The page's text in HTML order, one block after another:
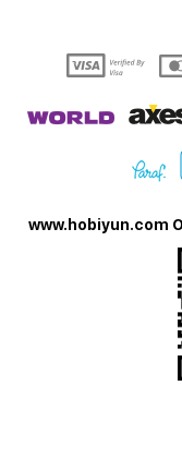
www.hobiyun.com